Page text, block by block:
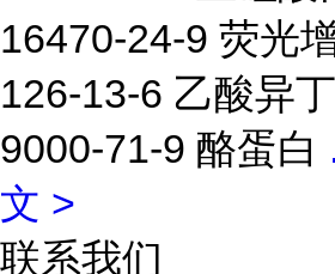
16470-24-9 荧光
126-13-6 乙酸异
9000-71-9 酪蛋白
文 >
联系我们